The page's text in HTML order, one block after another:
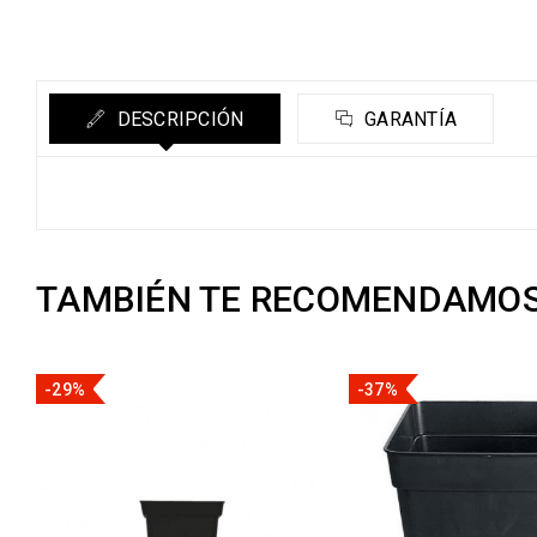
DESCRIPCIÓN GARANTÍA
TAMBIÉN TE
-29% -37%